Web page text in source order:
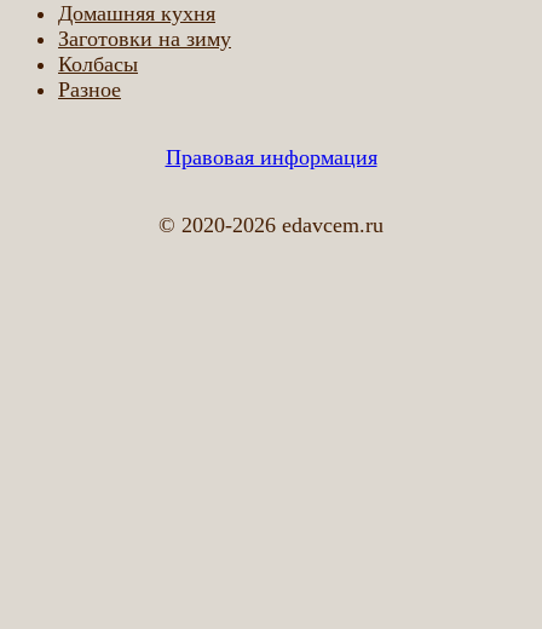
Домашняя кухня
Заготовки на зиму
Колбасы
Разное
Правовая информация
© 2020-2026 edavcem.ru